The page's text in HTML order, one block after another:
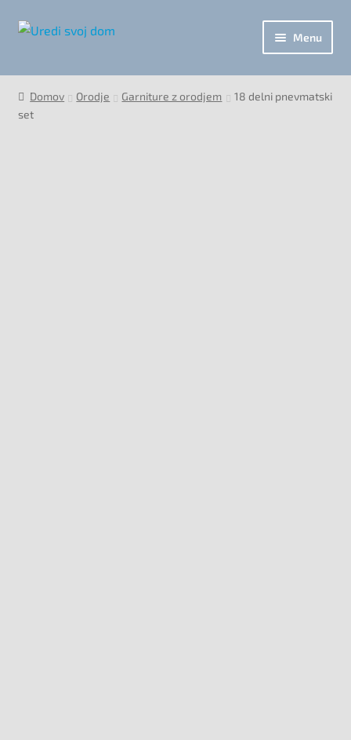
Skip
Skip
Menu
Orodje in Gradnja
Svetila in elektro program
Domov Orodje Garniture z orodjem
18 delni pnevmatski
set